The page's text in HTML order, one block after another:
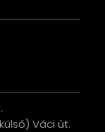
Váci út.